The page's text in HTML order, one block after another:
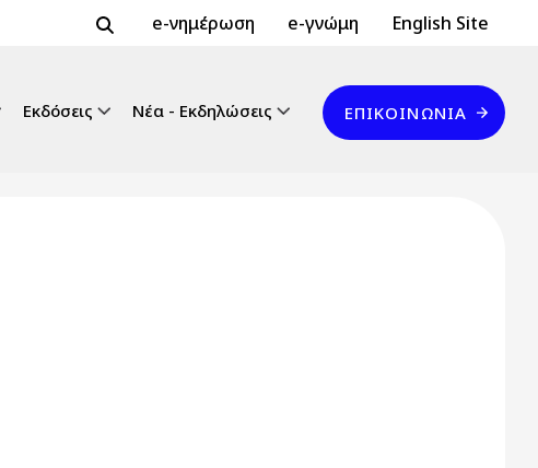
Header Top 2
e-νημέρωση e-γνώμη Header Top
English Site
Εκδόσεις Νέα - Εκδηλώσεις
Επικοινωνία
ΕΠΙΚΟΙΝΩΝΊΑ